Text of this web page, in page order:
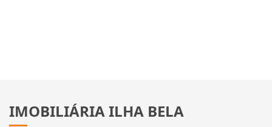
IMOBILIÁRIA ILHA BELA